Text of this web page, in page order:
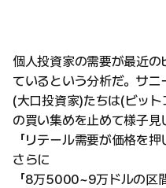
個人投資家の需要が最近
ているという分析だ。サニ
(大口投資家)たちは(ビット
の買い集めを止めて様子見
「リテール需要が価格を
さらに
「8万5000~9万ドルの区